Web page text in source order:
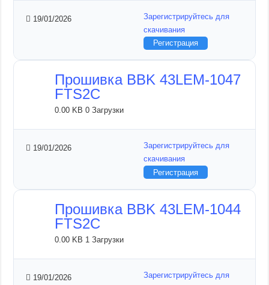
19/01/2026
Зарегистрируйтесь для
скачивания
Регистрация
Прошивка BBK 43LEM-1047
FTS2C
0.00 KB0 Загрузки
19/01/2026
Зарегистрируйтесь для
скачивания
Регистрация
Прошивка BBK 43LEM-1044
FTS2C
0.00 KB 1 Загрузки
19/01/2026
Зарегистрируйтесь для